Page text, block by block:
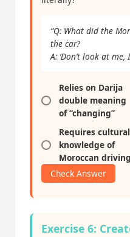
“Q: What did the
the car?
A: ‘Don’t look at me,
Relies on Darija
double meaning
of “changing”
Requires cultural
knowledge of
Moroccan driving
Check Answer
Exercise 6: